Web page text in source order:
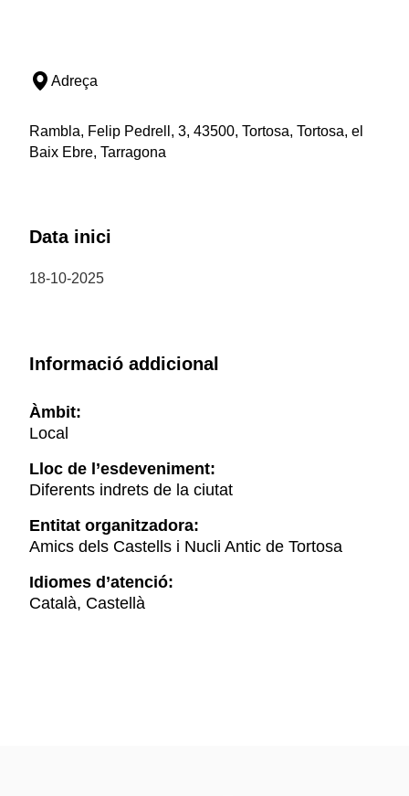
Adreça
Rambla, Felip Pedrell, 3, 43500, Tortosa, Tortosa, el
Baix Ebre, Tarragona
Data inici
18-10-2025
Informació addicional
Àmbit:
Local
Lloc de l’esdeveniment:
Diferents indrets de la ciutat
Entitat organitzadora:
Amics dels Castells i Nucli Antic de Tortosa
Idiomes d’atenció:
Català, Castellà